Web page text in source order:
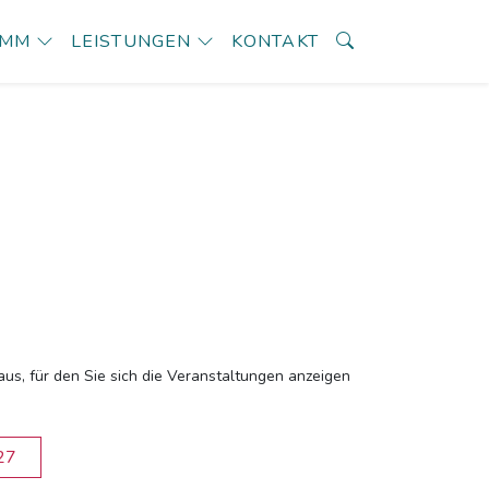
LEISTUNGEN KONTAKT
für den Sie sich die Veranstaltungen anzeigen